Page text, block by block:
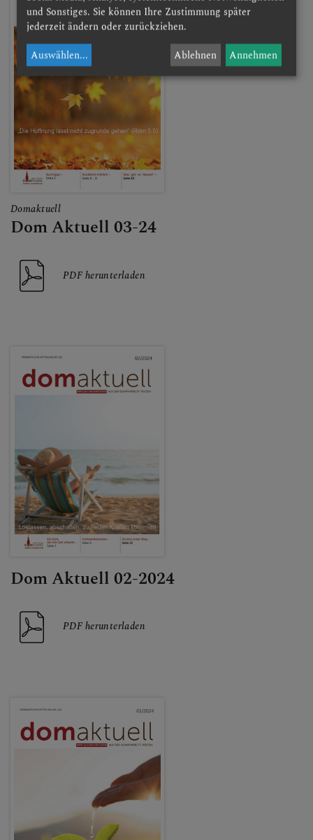
Domaktuell
Dom Aktuell 03-24
PDF herunterladen
Dom Aktuell 02-2024
PDF herunterladen
und Sonstiges. Sie können Ihre Zustimmung später
jederzeit ändern oder zurückziehen.
Auswählen... Ablehnen Annehmen